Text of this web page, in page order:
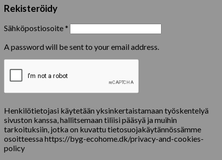
Rekisteröidy
Sähköpostiosoite*
A password will be sent to your email address.
Henkilötietojasi käytetään yksinkertaistamaan työskentelyä
sivuston kanssa, hallitsemaan tiliisi pääsyä ja muihin
tarkoituksiin, jotka on kuvattu tietosuojakäytännössämme
osoitteessa https://byg-ecohome.dk/privacy-and-cookies-
policy